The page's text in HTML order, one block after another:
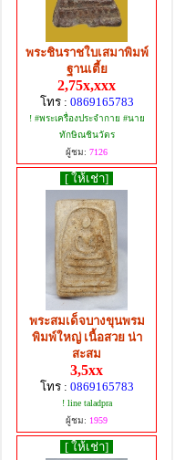
พระชินราชใบเสมาพิมพ์
ฐานเตี้ย
2,75x,xxx
โทร : 0869165783
! #พระเครื่องประจำกาย #นาย
ทักษิณชินวัตร
ผู้ชม: 7126
[ ให้เช่า]
พระสมเด็จบางขุนพรม
พิมพ์ใหญ่ เนื้อสวย น่า
สะสม
3,5xx
โทร : 0869165783
! line taladpra
ผู้ชม: 1959
[ ให้เช่า]